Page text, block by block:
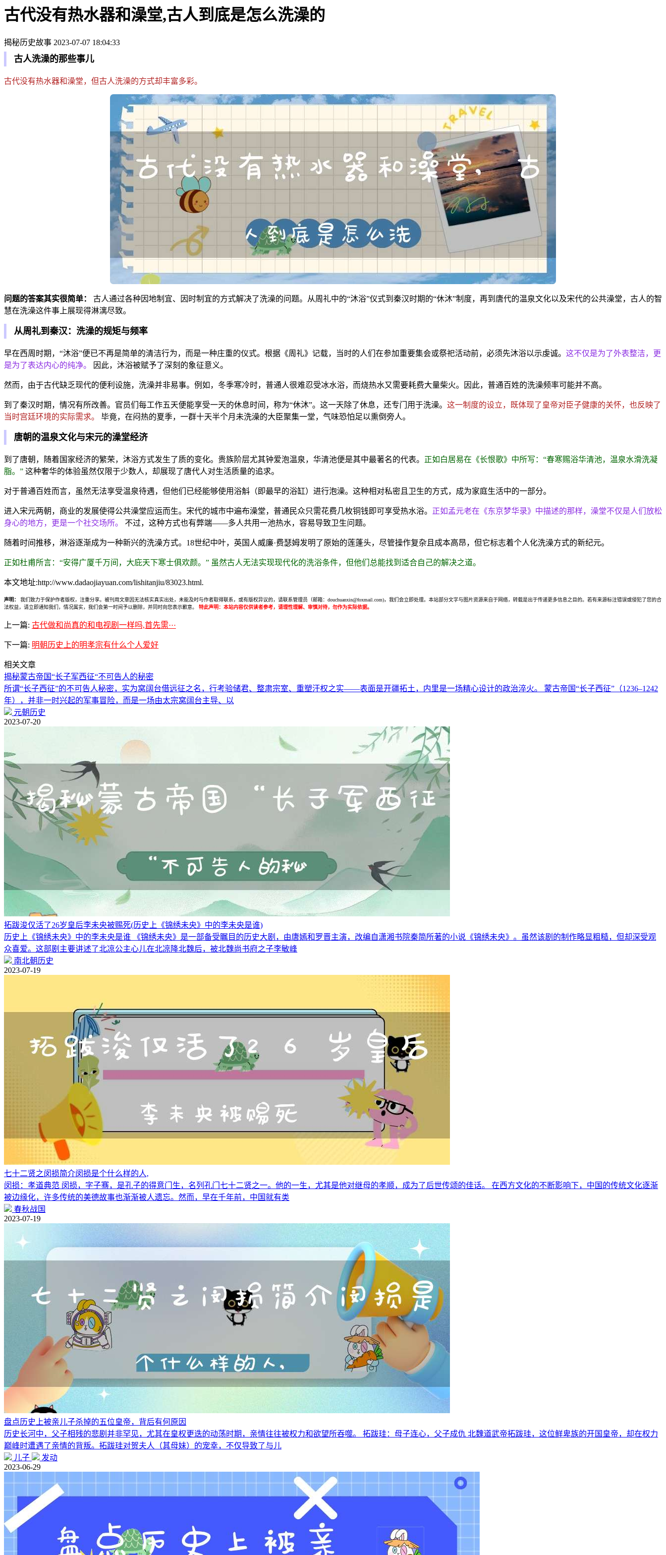
古代没有热水器和澡堂,古人到底是怎么洗澡的
揭秘历史故事 2023-07-07 18:04:33
古人洗澡的那些事儿
古代没有热水器和澡堂，但古人洗澡的方式却丰富多彩。
问题的答案其实很简单：
古人通过各种因地制宜、因时制宜的方式解决了洗澡的问题。从周礼中的“沐浴”仪式到秦汉时期的“休沐”制度，再到唐代的温泉文化以及宋代的公共澡堂，古人的智
慧在洗澡这件事上展现得淋漓尽致。
从周礼到秦汉：洗澡的规矩与频率
早在西周时期，“沐浴”便已不再是简单的清洁行为，而是一种庄重的仪式。根据《周礼》记载，当时的人们在参加重要集会或祭祀活动前，必须先沐浴以示虔诚。 这不仅是为了外表整洁，更
是为了表达内心的纯净。
因此，沐浴被赋予了深刻的象征意义。
然而，由于古代缺乏现代的便利设施，洗澡并非易事。例如，冬季寒冷时，普通人很难忍受冰水浴，而烧热水又需要耗费大量柴火。因此，普通百姓的洗澡频率可能并不高。
到了秦汉时期，情况有所改善。官员们每工作五天便能享受一天的休息时间，称为“休沐”。这一天除了休息，还专门用于洗澡。 这一制度的设立，既体现了皇帝对臣子健康的关怀，也反映了
当时宫廷环境的实际需求。
毕竟，在闷热的夏季，一群十天半个月未洗澡的大臣聚集一堂，气味恐怕足以熏倒旁人。
唐朝的温泉文化与宋元的澡堂经济
到了唐朝，随着国家经济的繁荣，沐浴方式发生了质的变化。贵族阶层尤其钟爱泡温泉，华清池便是其中最著名的代表。 正如白居易在《长恨歌》中所写：“春寒赐浴华清池，温泉水滑洗凝
脂。” 这种奢华的体验虽然仅限于少数人，却展现了唐代人对生活质量的追求。
对于普通百姓而言，虽然无法享受温泉待遇，但他们已经能够使用浴斛（即最早的浴缸）进行泡澡。这种相对私密且卫生的方式，成为家庭生活中的一部分。
进入宋元两朝，商业的发展使得公共澡堂应运而生。宋代的城市中遍布澡堂，普通民众只需花费几枚铜钱即可享受热水浴。 正如孟元老在《东京梦华录》中描述的那样，澡堂不仅是人们放松
身心的地方，更是一个社交场所。
不过，这种方式也有弊端——多人共用一池热水，容易导致卫生问题。
随着时间推移，淋浴逐渐成为一种新兴的洗澡方式。18世纪中叶，英国人威廉·费瑟姆发明了原始的莲蓬头，尽管操作复杂且成本高昂，但它标志着个人化洗澡方式的新纪元。
正如杜甫所言：“安得广厦千万间，大庇天下寒士俱欢颜。” 虽然古人无法实现现代化的洗浴条件，但他们总能找到适合自己的解决之道。
本文地址:http://www.dadaojiayuan.com/lishitanjiu/83023.html.
声明：
我们致力于保护作者版权，注重分享。被刊用文章因无法核实真实出处，未能及时与作者取得联系，或有版权异议的，请联系管理员（邮箱：douchuanxin@foxmail.com)，我们会立即处理。本站部分文字与图片资源来自于网络，转载是出于传递更多信息之目的。若有来源标注错误或侵犯了您的合
法权益，请立即通知我们，情况属实，我们会第一时间予以删除，并同时向您表示歉意。
特此声明：本站内容仅供读者参考，请理性理解、审慎对待，勿作为实际依据。
上一篇: 古代做和尚真的和电视剧一样吗,首先需···
下一篇: 明朝历史上的明孝宗有什么个人爱好
相关文章
揭秘蒙古帝国“长子军西征“不可告人的秘密
所谓“长子西征”的不可告人秘密，实为窝阔台借远征之名，行考验储君、整肃宗室、重塑汗权之实——表面是开疆拓土，内里是一场精心设计的政治淬火。 蒙古帝国“长子西征”（1236–1242
年），并非一时兴起的军事冒险，而是一场由太宗窝阔台主导、以
元朝历史
2023-07-20
拓跋浚仅活了26岁皇后李未央被赐死(历史上《锦绣未央》中的李未央是谁)
历史上《锦绣未央》中的李未央是谁 《锦绣未央》是一部备受瞩目的历史大剧，由唐嫣和罗晋主演，改编自潇湘书院秦简所著的小说《锦绣未央》。虽然该剧的制作略显粗糙，但却深受观
众喜爱。这部剧主要讲述了北凉公主心儿在北凉降北魏后，被北魏尚书府之子李敏峰
南北朝历史
2023-07-19
七十二贤之闵损简介闵损是个什么样的人,
闵损：孝道典范 闵损，字子骞，是孔子的得意门生，名列孔门七十二贤之一。他的一生，尤其是他对继母的孝顺，成为了后世传颂的佳话。 在西方文化的不断影响下，中国的传统文化逐渐
被边缘化，许多传统的美德故事也渐渐被人遗忘。然而，早在千年前，中国就有类
春秋战国
2023-07-19
盘点历史上被亲儿子杀掉的五位皇帝，背后有何原因
历史长河中，父子相残的悲剧并非罕见，尤其在皇权更迭的动荡时期，亲情往往被权力和欲望所吞噬。 拓跋珪：母子连心，父子成仇 北魏道武帝拓跋珪，这位鲜卑族的开国皇帝，却在权力
巅峰时遭遇了亲情的背叛。拓跋珪对贺夫人（其母妹）的宠幸，不仅导致了与儿
儿子
发动
2023-06-29